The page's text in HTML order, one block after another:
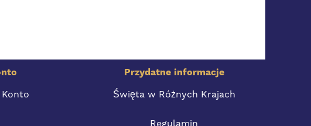
Przydatne informacje
Konto Święta w Różnych Krajach
Regulamin